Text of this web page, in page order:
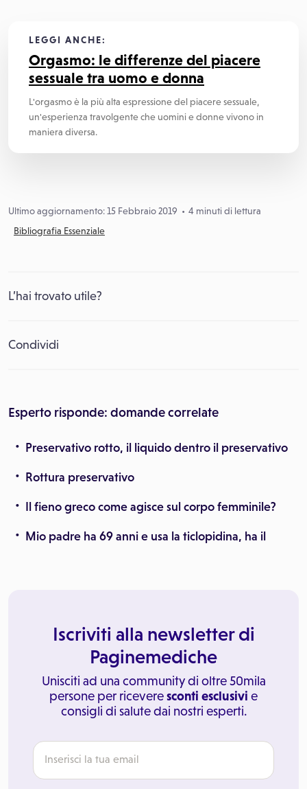
LEGGI ANCHE:
Orgasmo: le differenze del piacere
sessuale tra uomo e donna
L'orgasmo è la più alta espressione del piacere sessuale,
un'esperienza travolgente che uomini e donne vivono in
maniera diversa.
Ultimo aggiornamento: 15 Febbraio 2019
4 minuti di lettura
Bibliografia Essenziale
L’hai trovato utile?
Condividi
Esperto risponde: domande correlate
Preservativo rotto, il liquido dentro il preservativo
Rottura preservativo
Il fieno greco come agisce sul corpo femminile?
Mio padre ha 69 anni e usa la ticlopidina, ha il
Iscriviti alla newsletter di
Paginemediche
Unisciti ad una community di oltre 50mila
persone per riceveresconti esclusivi e
consigli di salute dai nostri esperti.